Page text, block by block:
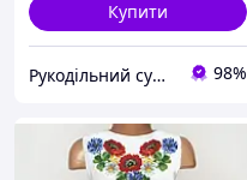
Купити
Рукодільний сундучок 98%